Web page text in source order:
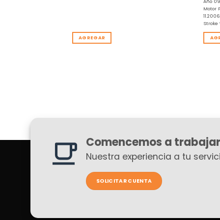
AGREGAR
Motor
11.2006
Stroke
Comencemos a
Nuestra experiencia a tu
SOLICITAR CUENTA